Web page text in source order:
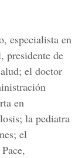
, especialista en
presidente de
el doctor
en
la pediatra
el